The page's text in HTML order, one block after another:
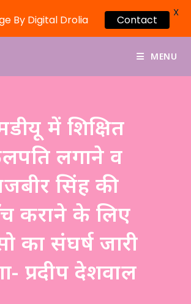
MENU
में शिक्षित
लगाने व
सिंह की
कराने के लिए
का संघर्ष जारी
प्रदीप देशवाल
By Digital Drolia Contact
X